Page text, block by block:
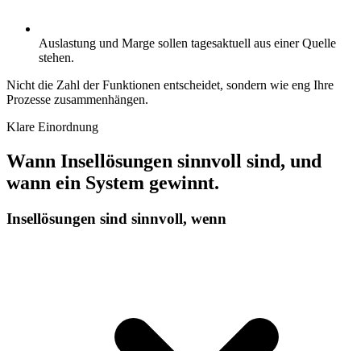
Auslastung und Marge sollen tagesaktuell aus einer Quelle
stehen.
Nicht die Zahl der Funktionen entscheidet, sondern wie eng Ihre
Prozesse zusammenhängen.
Klare Einordnung
Wann Insellösungen sinnvoll sind, und
wann ein System gewinnt.
Insellösungen sind sinnvoll, wenn